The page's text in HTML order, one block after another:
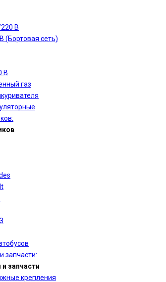
В
(Бортовая сеть)
В
газ
запчасти:
запчасти
крепления